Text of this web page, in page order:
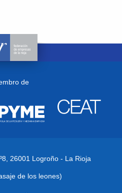
de
26001 Logroño - La Rioja
de los leones)